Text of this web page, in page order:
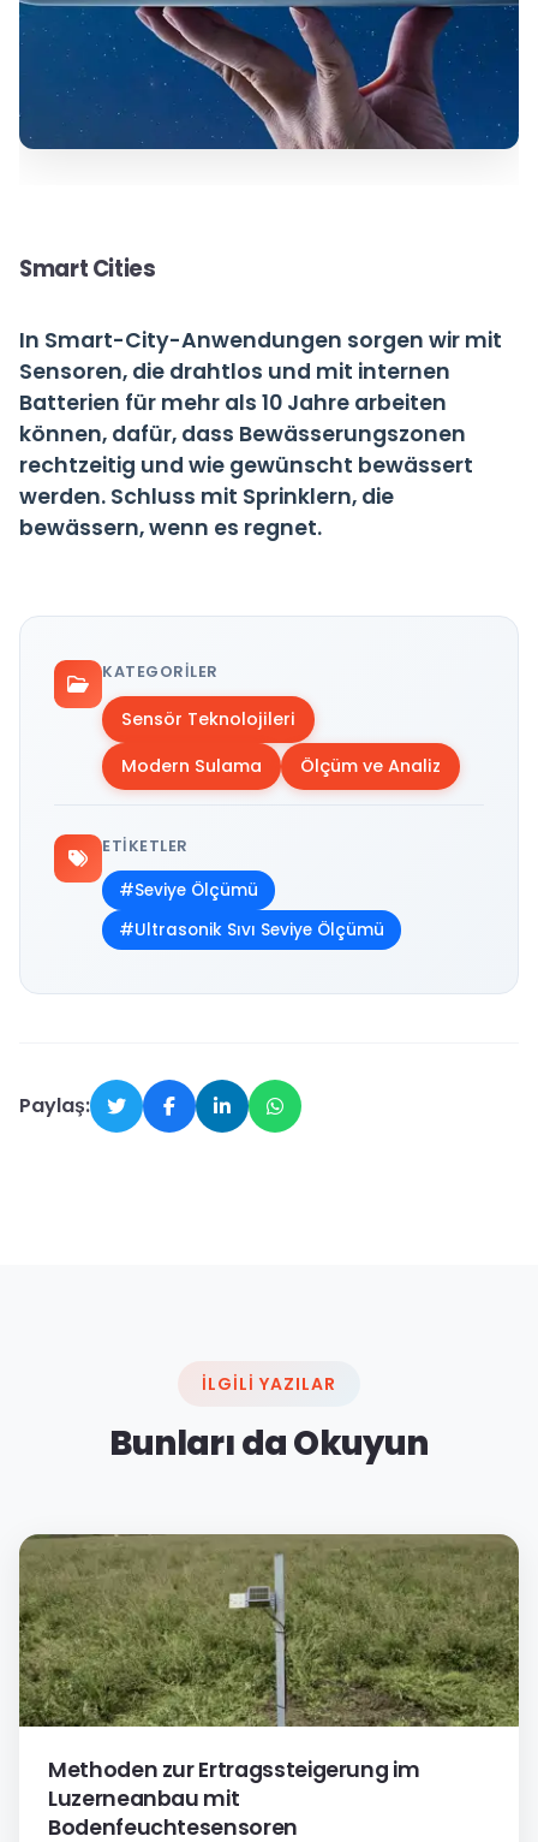
Smart Cities
In Smart-City-Anwendungen sorgen wir mit
Sensoren, die drahtlos und mit internen
Batterien für mehr als 10 Jahre arbeiten
können, dafür, dass Bewässerungszonen
rechtzeitig und wie gewünscht bewässert
werden. Schluss mit Sprinklern, die
bewässern, wenn es regnet.
KATEGORILER
Sensör Teknolojileri
Modern Sulama
Ölçüm ve Analiz
ETIKETLER
#Seviye Ölçümü
#Ultrasonik Sıvı Seviye Ölçümü
Paylaş:
İLGILI YAZILAR
Bunları da Okuyun
Methoden zur Ertragssteigerung im
Luzerneanbau mit
Bodenfeuchtesensoren